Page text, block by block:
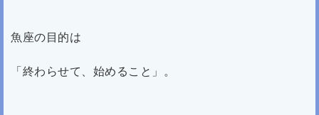
魚座の目的は
「終わらせて、始めること」。